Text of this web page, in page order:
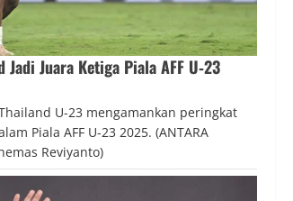
Jadi Juara Ketiga Piala AFF U‑23
U-23 mengamankan peringkat
Piala AFF U-23 2025. (ANTARA
Reviyanto)